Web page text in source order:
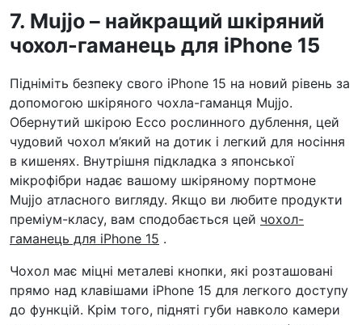
7. Mujjo – найкращий шкіряний
чохол-гаманець для iPhone 15
Підніміть безпеку свого iPhone 15 на новий рівень за
допомогою шкіряного чохла-гаманця Mujjo.
Обернутий шкірою Ecco рослинного дублення, цей
чудовий чохол м’який на дотик і легкий для носіння
в кишенях. Внутрішня підкладка з японської
мікрофібри надає вашому шкіряному портмоне
Mujjo атласного вигляду. Якщо ви любите продукти
преміум-класу, вам сподобається цей чохол-
гаманець для iPhone 15 .
Чохол має міцні металеві кнопки, які розташовані
прямо над клавішами iPhone 15 для легкого доступу
до функцій. Крім того, підняті губи навколо камери